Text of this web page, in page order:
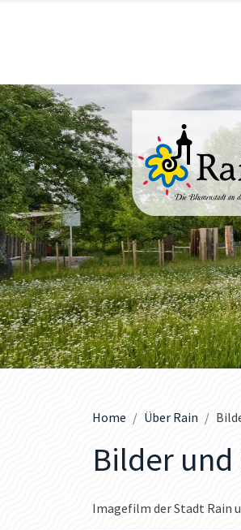
Home Über Rain
Bilder
Imagefilm der Stadt Rain